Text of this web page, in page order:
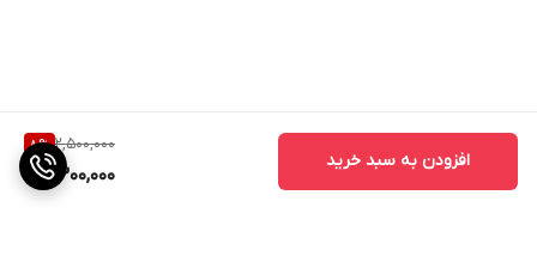
2,500,000
8%
2,300,000
افزودن به سبد خرید